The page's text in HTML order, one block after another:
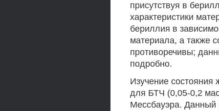
присутствуя в
характеристики
бериллия в
материала, а также
противоречивы;
подробно.
Изучение состояния
для БТЧ (0,05-0,2
Мессбауэра. Данный